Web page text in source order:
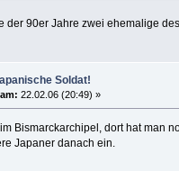
der 90er Jahre zwei ehemalige
Soldat!
22.02.06 (20:49) »
Bismarckarchipel, dort hat man
Japaner danach ein.